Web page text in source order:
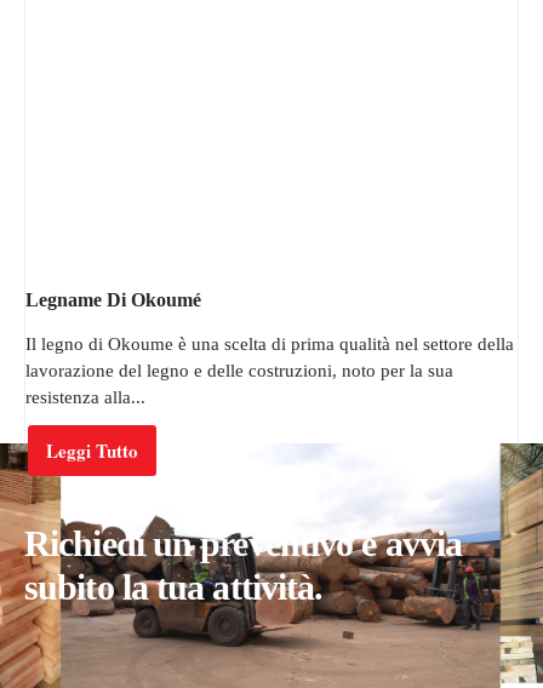
Legname Di Okoumé
Il legno di Okoume è una scelta di prima qualità nel settore della
lavorazione del legno e delle costruzioni, noto per la sua
resistenza alla...
Leggi Tutto
Richiedi un preventivo e avvia
subito la tua attività.